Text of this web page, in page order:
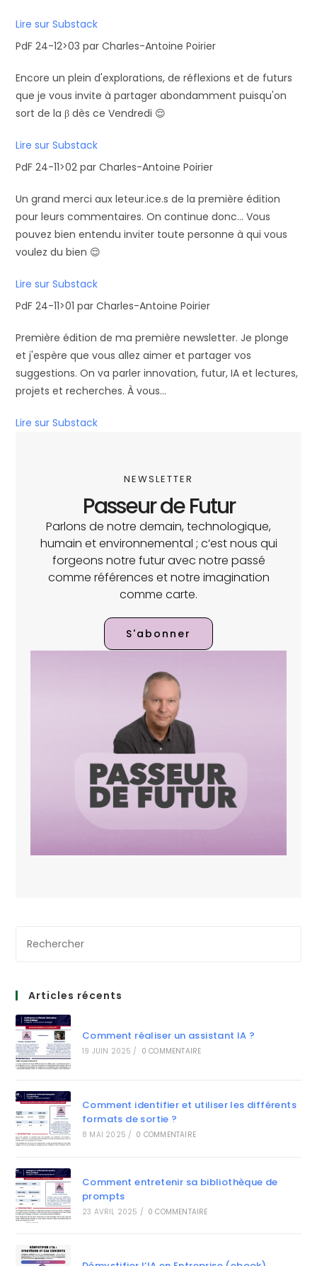
Lire sur Substack
PdF 24-12>03 par Charles-Antoine Poirier
Encore un plein d'explorations, de réflexions et de futurs
que je vous invite à partager abondamment puisqu'on
sort de la β dès ce Vendredi 😌
Lire sur Substack
PdF 24-11>02 par Charles-Antoine Poirier
Un grand merci aux leteur.ice.s de la première édition
pour leurs commentaires. On continue donc... Vous
pouvez bien entendu inviter toute personne à qui vous
voulez du bien 😌
Lire sur Substack
PdF 24-11>01 par Charles-Antoine Poirier
Première édition de ma première newsletter. Je plonge
et j'espère que vous allez aimer et partager vos
suggestions. On va parler innovation, futur, IA et lectures,
projets et recherches. À vous...
Lire sur Substack
NEWSLETTER
Passeur de Futur
Parlons de notre demain, technologique,
humain et environnemental ; c’est nous qui
forgeons notre futur avec notre passé
comme références et notre imagination
comme carte.
S'abonner
Articles récents
Comment réaliser un assistant IA ?
19 JUIN 2025 / 0 COMMENTAIRE
Comment identifier et utiliser les différents
formats de sortie ?
8 MAI 2025 / 0 COMMENTAIRE
Comment entretenir sa bibliothèque de
prompts
23 AVRIL 2025 / 0 COMMENTAIRE